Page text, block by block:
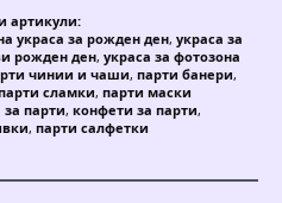
артикули:
украса за рожден ден, украса за
рожден ден, украса за фотозона
чинии и чаши, парти банери,
сламки, парти маски
за парти, конфети за парти,
, парти салфетки